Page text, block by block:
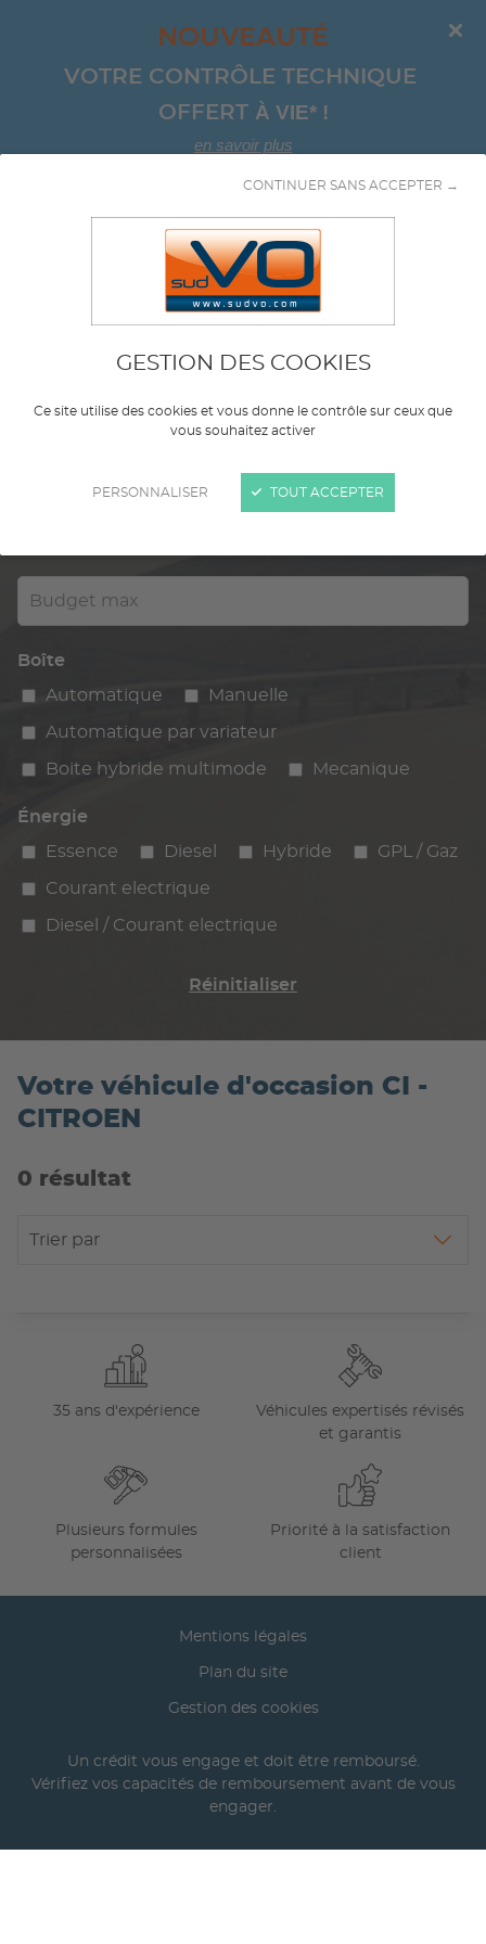
GESTION DES COOKIES
Ce site utilise des cookies et vous donne le contrôle sur ceux que
vous souhaitez activer
PERSONNALISER
CONTINUER SANS ACCEPTER →
TOUT ACCEPTER
NOUVEAUTÉ
VOTRE CONTRÔLE TECHNIQUE
OFFERT À VIE*!
en savoir plus
Aller au contenu
Budget max
Boîte
Automatique
Manuelle
Automatique par variateur
Boite hybride multimode Mecanique
Énergie
Essence
Diesel Hybride GPL / Gaz
Courant electrique
Diesel / Courant electrique
Réinitialiser
Votre véhicule d'occasion CI -
CITROEN
0 résultat
Trier par
35 ans d'expérience
Véhicules expertisés révisés
et garantis
Plusieurs formules
personnalisées
Priorité à la satisfaction
client
Mentions légales
Plan du site
Gestion des cookies
Un crédit vous engage et doit être remboursé.
Vérifiez vos capacités de remboursement avant de vous
engager.